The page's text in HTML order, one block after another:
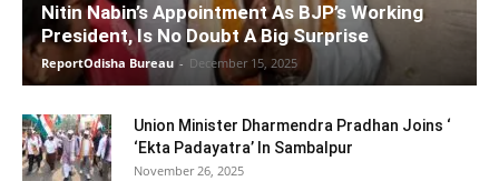
Nitin Nabin’s Appointment As BJP’s Working
President, Is No Doubt A Big Surprise
ReportOdisha Bureau - December 15, 2025
Union Minister Dharmendra Pradhan Joins ‘
‘Ekta Padayatra’ In Sambalpur
November 26, 2025